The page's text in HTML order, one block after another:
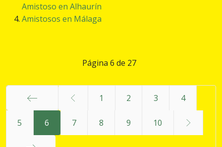
Amistoso en Alhaurín
Amistosos en Málaga
Página 6 de 27
1 2 3 4
5 6 7 8 9 10